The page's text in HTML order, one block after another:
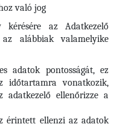
való jog
az Adatkezelő
alábbiak valamelyike
adatok pontosságát, ez
időtartamra vonatkozik,
adatkezelő ellenőrizze a
érintett ellenzi az adatok